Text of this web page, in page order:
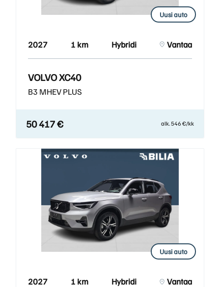
Uusi auto
2027 1 km Hybridi Vantaa
VOLVO XC40
B3 MHEV PLUS
50 417 € alk. 546 €/kk
Uusi auto
2027 1 km Hybridi Vantaa